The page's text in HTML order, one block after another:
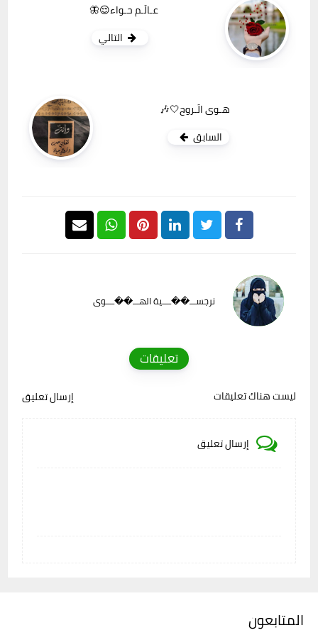
عـالَـم حـواء😌🦋
التالي
هـوى الَـروح🤍🎶
السابق
نرجســـ��ــــية الهـــ��ــــوى
تعليقات
ليست هناك تعليقات إرسال تعليق
إرسال تعليق
المتابعون